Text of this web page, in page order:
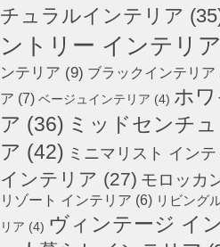
チュラルインテリア
ントリー インテリア
ンテリア (9) ブラックインテリア
ア (7) ベージュインテリア (4) ホ
ア (36) ミッドセンチ
ア (42) ミニマリスト インテ
インテリア (27) モロッカ
リゾート インテリア (6) リビング
リア (4) ヴィンテージ イ